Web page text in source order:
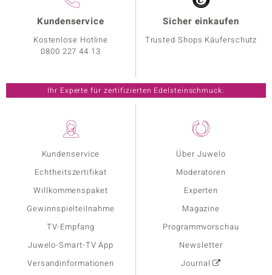
Kundenservice
Echtheitszertifikat
Willkommenspaket
Gewinnspielteilnahme
TV-Empfang
Juwelo-Smart-TV App
Versandinformationen
Über Juwelo
Moderatoren
Experten
Magazine
Programmvorschau
Newsletter
Journal
Kundenservice
Kostenlose Hotline
0800 227 44 13
Sicher einkaufen
Trusted Shops Käuferschutz
Ihr Experte für zertifizierten Edelsteinschmuck.